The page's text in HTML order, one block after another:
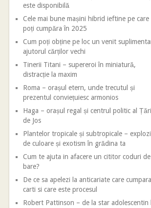
este disponibilă
Cele mai bune mașini hibrid ieftine pe care
poți cumpăra în 2025
Cum poți obține pe loc un venit
ajutorul cărților vechi
Tinerii Titani – supereroi în miniatură,
distracție la maxim
Roma – orașul etern, unde trecutul și
prezentul conviețuiesc armonios
Haga – orașul regal și centrul politic al
de Jos
Plantelor tropicale și subtropicale –
de culoare și exotism în grădina ta
Cum te ajuta in afacere un cititor coduri de
bare?
De ce sa apelezi la anticariate care cumpara
carti si care este procesul
Robert Pattinson – de la star adolescentin